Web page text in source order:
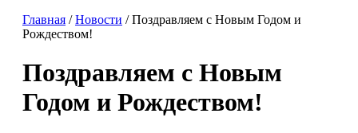
Главная /Новости / Поздравляем с Новым Годом и
Рождеством!
Поздравляем с Новым
Годом и Рождеством!